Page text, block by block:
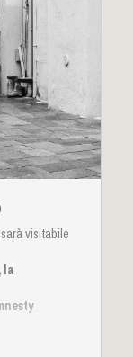
visitabile
la